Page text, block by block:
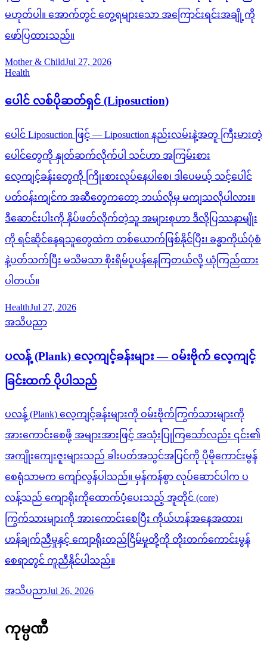
မဟုတ်ပါ။ အောက်တွင် တွေ့ရများသော အကြောင်းရင်းအချို့ကို
ဖော်ပြထားသည်။
Mother & ChildJul 27, 2026
Health
ပေါင် လစ်ပိုဆတ်ရှင် (Liposuction)
ပေါင် Liposuction ဖြင့် — Liposuction နည်းလမ်းနဲ့အတူ ကြီးမားတဲ့
ပေါင်တွေကို နှုတ်ဆက်လိုက်ပါ သင်ဟာ အကြမ်းစား
လေ့ကျင့်ခန်းတွေကို ကြိုးစားလုပ်နေပါစေ၊ ဒါပေမယ့် သင့်ပေါင်
ပတ်ဝန်းကျင်က အဆီတွေကတော့ ဘယ်လိုမှ မကျသလိုပါလား။
ဒီဆောင်းပါးကို နှိပ်ဖတ်လိုက်တဲ့သူ အများစုဟာ ဒီလိုပြဿနာမျိုး
ကို ရင်ဆိုင်နေရသူတွေထဲက တစ်ယောက်ဖြစ်နိုင်ပြီး၊ ခန္ဓာကိုယ်ပုံစံ
နဲ့ပတ်သက်ပြီး မသိမသာ စိုးရိမ်ပူပန်နေကြတယ်လို့ ယုံကြည်ထား
ပါတယ်။
HealthJul 27, 2026
အသိပညာ
ပလန့် (Plank) လေ့ကျင့်ခန်းများ — ဝမ်းဗိုက် လေ့ကျင့်
ခြင်းထက် ပိုပါသည်
ပလန့် (Plank) လေ့ကျင့်ခန်းများကို ဝမ်းဗိုက်ကြွက်သားများကို
အားကောင်းစေဖို့ အများအားဖြင့် အသုံးပြုကြသော်လည်း ၎င်း၏
အကျိုးကျေးဇူးများသည် ခါးပတ်အသွင်အပြင်ကို ပိုမိုကောင်းမွန်
စေရုံသာမက ကျော်လွန်ပါသည်။ မှန်ကန်စွာ လုပ်ဆောင်ပါက ပ
လန့်သည် ကျောရိုးကိုထောက်ပံ့ပေးသည့် အူတိုင် (core)
ကြွက်သားများကို အားကောင်းစေပြီး ကိုယ်ဟန်အနေအထား၊
ဟန်ချက်ညီမှုနှင့် ကျောရိုးတည်ငြိမ်မှုတို့ကို တိုးတက်ကောင်းမွန်
စေရာတွင် ကူညီနိုင်ပါသည်။
အသိပညာJul 26, 2026
ကုမ္ပဏီ